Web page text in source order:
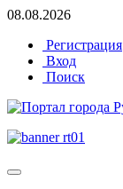
08.08.2026
Регистрация
Вход
Поиск